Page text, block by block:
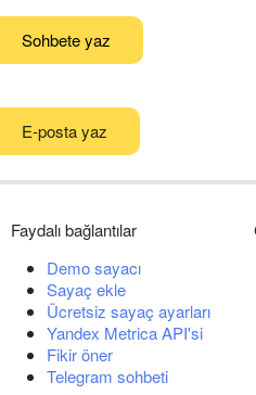
Sohbete yaz
E-posta yaz
Faydalı bağlantılar
Demo sayacı
Sayaç ekle
Ücretsiz sayaç ayarları
Yandex Metrica API'si
Fikir öner
Telegram sohbeti